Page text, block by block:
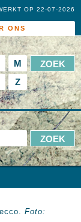
ONS
OP 22-07-2026
M
Z
Foto: